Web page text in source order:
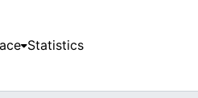
Statistics